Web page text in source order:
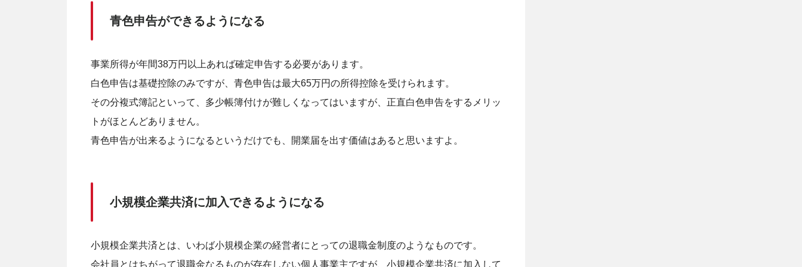
青色申告ができるようになる
事業所得が年間38万円以上あれば確定申告する必要があります。
白色申告は基礎控除のみですが、青色申告は最大65万円の所得控除を受けられます。
その分複式簿記といって、多少帳簿付けが難しくなってはいますが、正直白色申告をするメリッ
トがほとんどありません。
青色申告が出来るようになるというだけでも、開業届を出す価値はあると思いますよ。
小規模企業共済に加入できるようになる
小規模企業共済とは、いわば小規模企業の経営者にとっての退職金制度のようなものです。
会社員とはちがって退職金なるものが存在しない個人事業主ですが、小規模企業共済に加入して